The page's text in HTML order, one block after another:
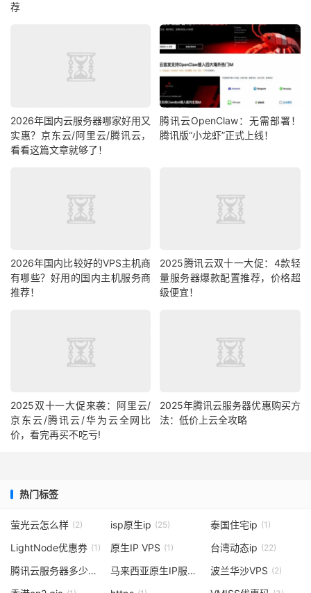
荐
2026年国内云服务器哪家好用又
实惠？京东云/阿里云/腾讯云，
看看这篇文章就够了！
腾讯云OpenClaw：无需部署！
腾讯版“小龙虾”正式上线！
2026年国内比较好的VPS主机商
有哪些？好用的国内主机服务商
推荐！
2025腾讯云双十一大促：4款轻
量服务器爆款配置推荐，价格超
级便宜！
2025双十一大促来袭：阿里云/
京东云/腾讯云/华为云全网比
价，看完再买不吃亏!
2025年腾讯云服务器优惠购买方
法：低价上云全攻略
热门标签
萤光云怎么样 (2) isp原生ip (25) 泰国住宅ip (1)
LightNode优惠券 (1) 原生IP VPS (1) 台湾动态ip (22)
腾讯云服务器多少钱一年 (2) 马来西亚原生IP服务器 (1)
波兰华沙VPS (2)